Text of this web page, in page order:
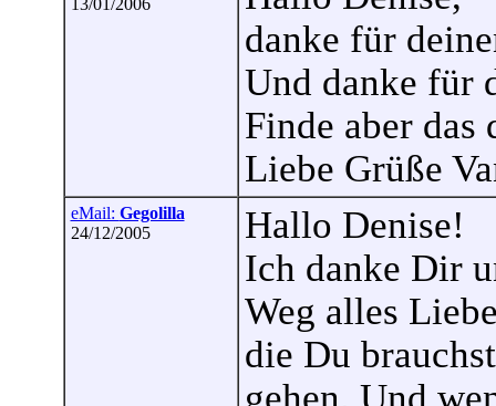
13/01/2006
danke für
Und danke für
Finde aber das
Liebe Grüße
eMail: Gegolilla
24/12/2005
Hallo Denise!
Ich danke Dir
Weg alles
die Du
gehen. Und